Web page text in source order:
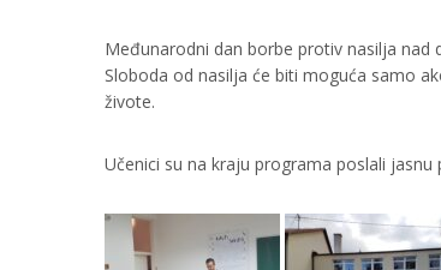
Međunarodni dan borbe protiv nasilja
Sloboda od nasilja će biti moguća samo
živote.
Učenici su na kraju programa poslali jasnu